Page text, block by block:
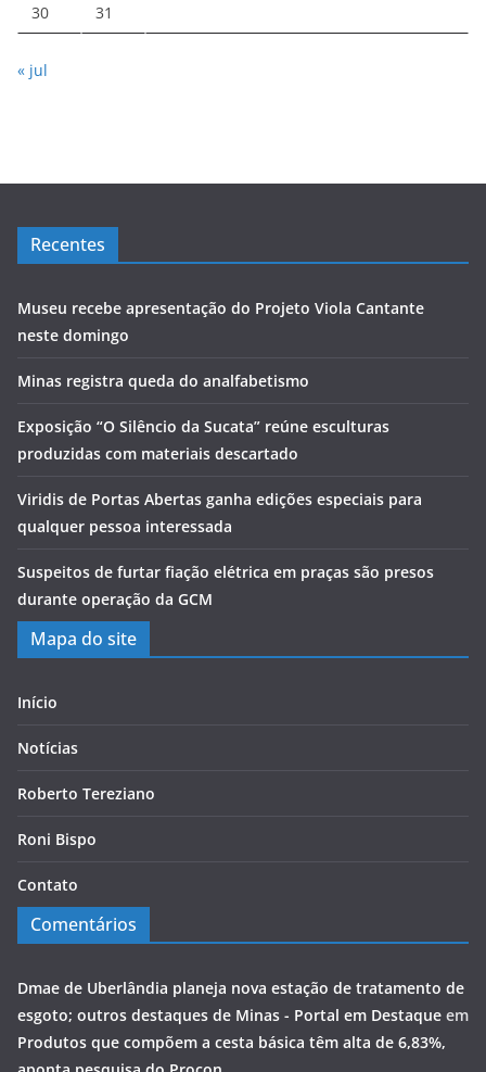
30 31
« jul
Recentes
Museu recebe apresentação do Projeto Viola Cantante
neste domingo
Minas registra queda do analfabetismo
Exposição “O Silêncio da Sucata” reúne esculturas
produzidas com materiais descartado
Viridis de Portas Abertas ganha edições especiais para
qualquer pessoa interessada
Suspeitos de furtar fiação elétrica em praças são presos
durante operação da GCM
Mapa do site
Início
Notícias
Roberto Tereziano
Roni Bispo
Contato
Comentários
Dmae de Uberlândia planeja nova estação de tratamento de
esgoto; outros destaques de Minas - Portal em Destaque em
Produtos que compõem a cesta básica têm alta de 6,83%,